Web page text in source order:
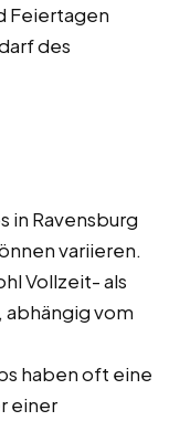
Feiertagen
des
in Ravensburg
variieren.
Vollzeit- als
abhängig vom
haben oft eine
einer